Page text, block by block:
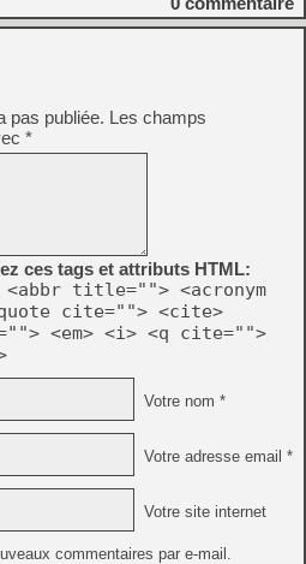
pas publiée. Les champs
*
ces tags et attributs HTML:
title=""> <acronym
cite=""> <cite>
<em> <i> <q cite="">
Votre nom *
Votre adresse email *
Votre site internet
commentaires par e-mail.